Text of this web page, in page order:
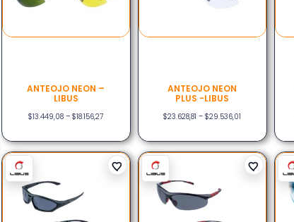
ANTEOJO NEON –
LIBUS
$13.449,08 – $18.156,27
ANTEOJO NEON
PLUS -LIBUS
$23.628,81 – $29.536,01